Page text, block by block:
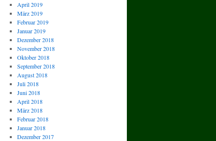
April 2019
März 2019
Februar 2019
Januar 2019
Dezember 2018
November 2018
Oktober 2018
September 2018
August 2018
Juli 2018
Juni 2018
April 2018
März 2018
Februar 2018
Januar 2018
Dezember 2017